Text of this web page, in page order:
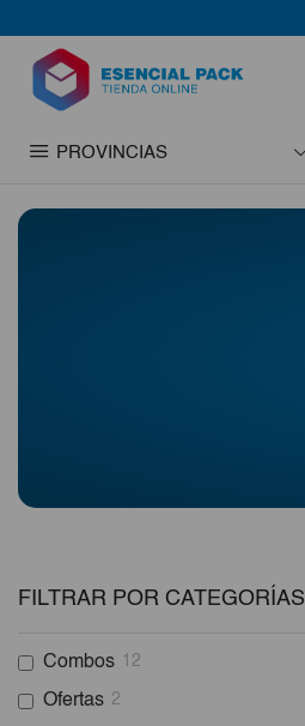
PROVINCIAS
FILTRAR POR CATEGORÍAS
Combos 12
Ofertas 2